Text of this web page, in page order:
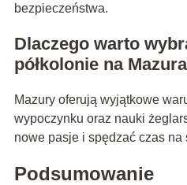
bezpieczeństwa.
Dlaczego warto
półkolonie na
Mazury oferują wyjątkowe
wypoczynku oraz nauki
nowe pasje i spędzać czas na
Podsumowanie